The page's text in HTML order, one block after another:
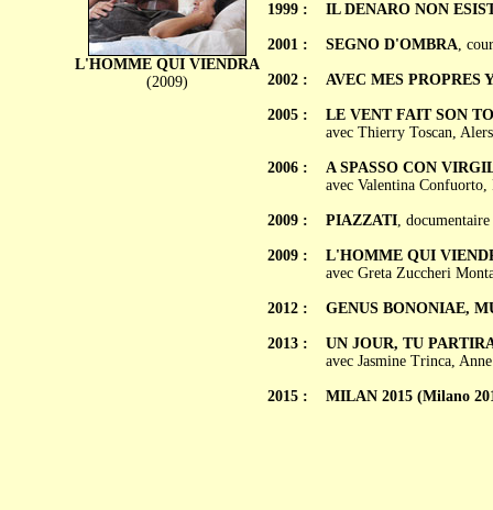
L'HOMME QUI VIENDRA
(2009)
1999 :
2001 :
2002 :
2005 :
2006 :
2009 :
2009 :
2012 :
2013 :
2015 :
IL DENARO NON
SEGNO D'OMBRA,
AVEC MES PROPRES
LE VENT FAIT SON
avec Thierry Toscan,
A SPASSO CON
avec Valentina Confuorto,
PIAZZATI, documentaire
L'HOMME QUI
avec Greta Zuccheri
GENUS BONONIAE,
UN JOUR, TU
avec Jasmine Trinca,
MILAN 2015 (Milano